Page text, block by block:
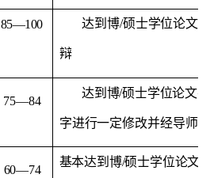
85—100 达到博/硕士学位论文
辩
75—84
达到博/硕士学位论文
字进行一定修改并经导师
60—74
基本达到博/硕士学位论文